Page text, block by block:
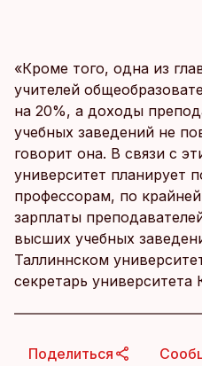
«Кроме того, одна из
учителей
на 20%, а доходы
учебных заведений не
говорит она. В связи с
университет планирует
профессорам, по
зарплаты
высших учебных
Таллиннском
секретарь университета
Поделиться